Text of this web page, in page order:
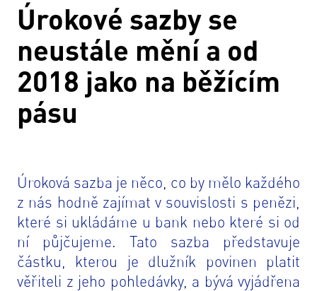
Úrokové sazby se
neustále mění a od
2018 jako na běžícím
pásu
Úroková sazba je něco, co by mělo každého
z nás hodně zajímat v souvislosti s penězi,
které si ukládáme u bank nebo které si od
ní půjčujeme. Tato sazba představuje
částku, kterou je dlužník povinen platit
věřiteli z jeho pohledávky, a bývá vyjádřena